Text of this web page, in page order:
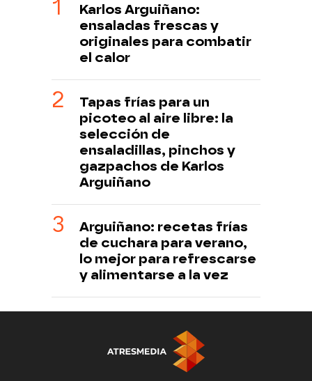
Karlos Arguiñano:
ensaladas frescas y
originales para combatir
el calor
Tapas frías para un
picoteo al aire libre: la
selección de
ensaladillas, pinchos y
gazpachos de Karlos
Arguiñano
Arguiñano: recetas frías
de cuchara para verano,
lo mejor para refrescarse
y alimentarse a la vez